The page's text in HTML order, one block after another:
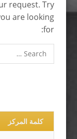
request. Try
are looking
for:
Search
كلمة المركز